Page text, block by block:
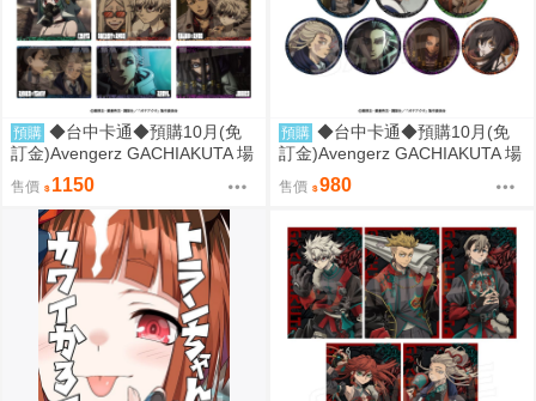
預購 ◆台中卡通◆預購10月(免
訂金)Avengerz GACHIAKUTA 場
面寫真 大型透明卡片收藏集 中盒
0814
售價 1150
預購 ◆台中卡通◆預購10月(免
訂金)Avengerz GACHIAKUTA 場
面寫真 胸章 徽章收藏集 中盒 08
14
售價 980